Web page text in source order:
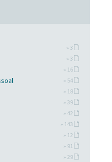
» 3
» 3
» 16
» 54
» 18
» 39
» 42
» 143
» 12
» 91
» 29